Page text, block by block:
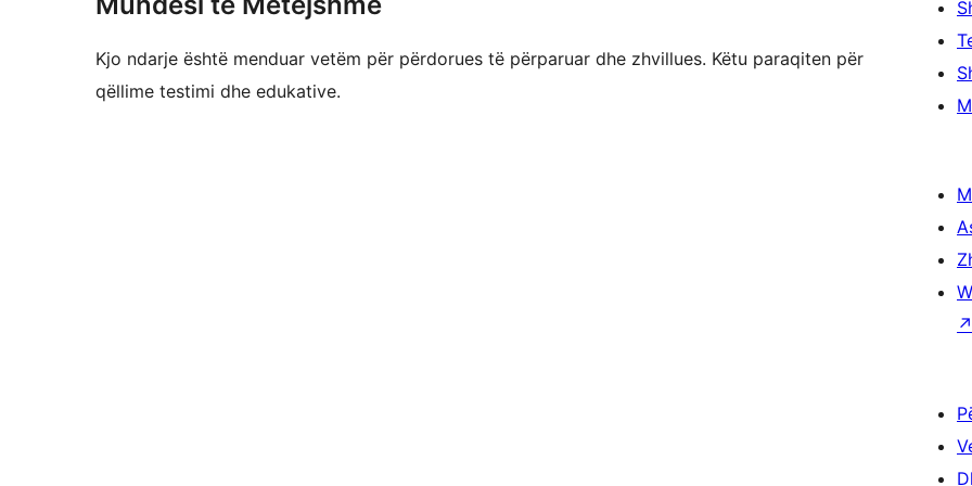
Kjo ndarje është menduar vetëm për përdorues të përparuar dhe zhvillues. Këtu paraqiten për
qëllime testimi dhe edukative.
↗